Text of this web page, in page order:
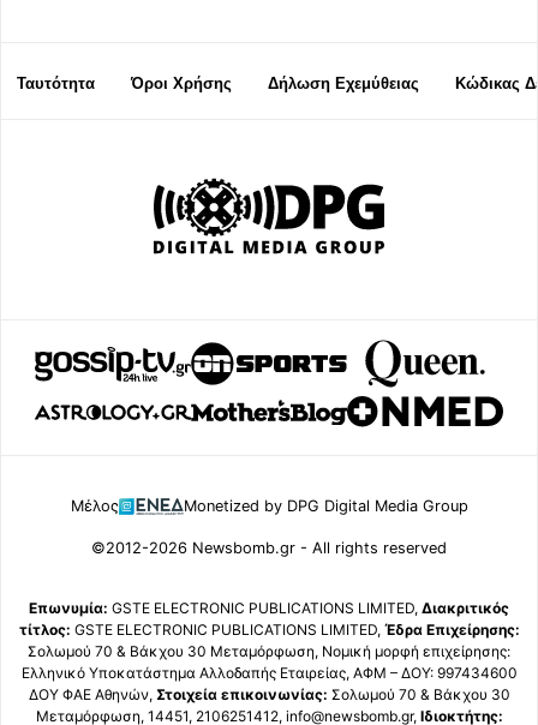
Ταυτότητα Όροι Χρήσης Δήλωση Εχεμύθειας Κώδικας
Μέλος Monetized by DPG Digital Media Group
©2012-2026 Newsbomb.gr - All rights reserved
Επωνυμία: GSTE ELECTRONIC PUBLICATIONS LIMITED, Διακριτικός
τίτλος: GSTE ELECTRONIC PUBLICATIONS LIMITED, Έδρα Επιχείρησης:
Σολωμού 70 & Βάκχου 30 Μεταμόρφωση, Νομική μορφή επιχείρησης:
Ελληνικό Υποκατάστημα Αλλοδαπής Εταιρείας, ΑΦΜ – ΔΟΥ: 997434600
ΔΟΥ ΦΑΕ Αθηνών, Στοιχεία επικοινωνίας: Σολωμού 70 & Βάκχου 30
Μεταμόρφωση, 14451, 2106251412, info@newsbomb.gr, Ιδιοκτήτης: